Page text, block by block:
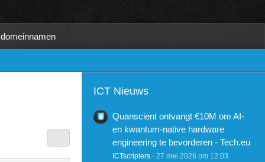
ICT Nieuws
Quanscient ontvangt €10M om AI-
en kwantum-native hardware
engineering te bevorderen - Tech.eu
ICTscripters 27 mei 2026 om 12:03